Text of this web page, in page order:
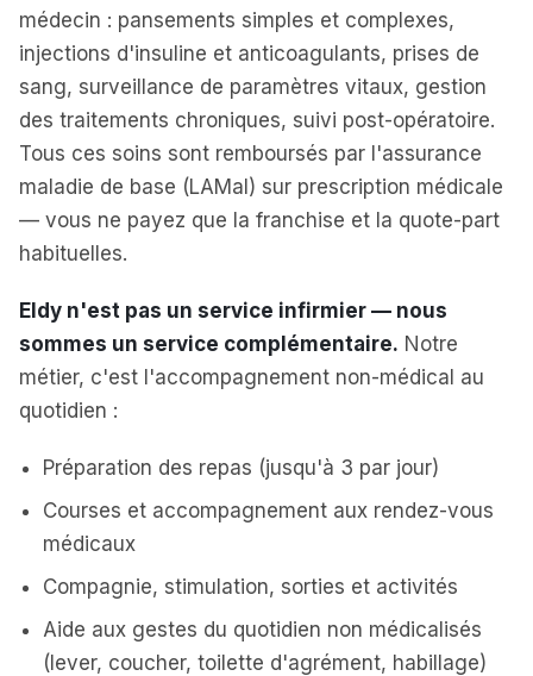
médecin : pansements simples et complexes,
injections d'insuline et anticoagulants, prises de
sang, surveillance de paramètres vitaux, gestion
des traitements chroniques, suivi post-opératoire.
Tous ces soins sont remboursés par l'assurance
maladie de base (LAMal) sur prescription médicale
— vous ne payez que la franchise et la quote-part
habituelles.
Eldy n'est pas un service infirmier — nous
sommes un service complémentaire. Notre
métier, c'est l'accompagnement non-médical au
quotidien :
Préparation des repas (jusqu'à 3 par jour)
Courses et accompagnement aux rendez-vous
médicaux
Compagnie, stimulation, sorties et activités
Aide aux gestes du quotidien non médicalisés
(lever, coucher, toilette d'agrément, habillage)